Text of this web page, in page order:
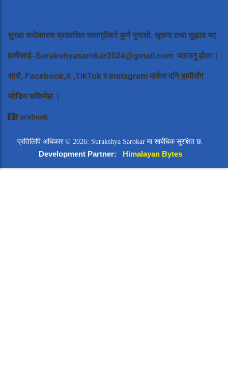
सुरक्षा सरोकारमा प्रकाशित सामग्रीबारे कुनै गुनासो, सूचना तथा सुझाव भए
हामीलाई-Surakshyasarokar2024@gmail.com पठाउनु होला।
साथै, Facebook,X ,TikTok र Instagram मार्फत पनि हामीसँग
जोडिन सकिनेछ ।
Facebook
प्रतिलिपि अधिकार © 2026: Surakshya Sarokar मा सार्बधिक सुरक्षित छ.
Development Partner: Himalayan Bytes